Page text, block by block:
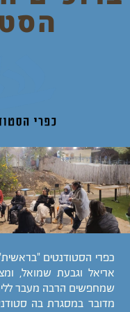
כפרי הסטודנטים
אריאל וגבעת שמואל,
שמחפשים הרבה מעבר
מדובר במסגרת בה